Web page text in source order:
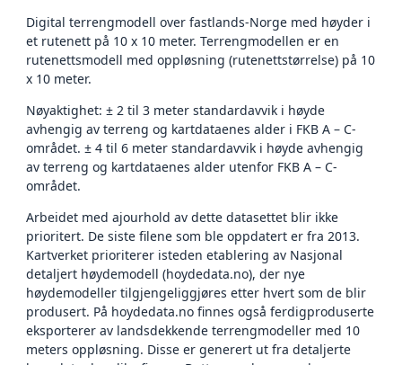
Digital terrengmodell over fastlands-Norge med høyder i
et rutenett på 10 x 10 meter. Terrengmodellen er en
rutenettsmodell med oppløsning (rutenettstørrelse) på 10
x 10 meter.
Nøyaktighet: ± 2 til 3 meter standardavvik i høyde
avhengig av terreng og kartdataenes alder i FKB A – C-
området. ± 4 til 6 meter standardavvik i høyde avhengig
av terreng og kartdataenes alder utenfor FKB A – C-
området.
Arbeidet med ajourhold av dette datasettet blir ikke
prioritert. De siste filene som ble oppdatert er fra 2013.
Kartverket prioriterer isteden etablering av Nasjonal
detaljert høydemodell (hoydedata.no), der nye
høydemodeller tilgjengeliggjøres etter hvert som de blir
produsert. På hoydedata.no finnes også ferdigproduserte
eksporterer av landsdekkende terrengmodeller med 10
meters oppløsning. Disse er generert ut fra detaljerte